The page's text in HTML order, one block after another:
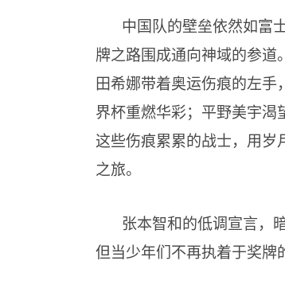
中国队的壁垒依然如富
牌之路围成通向神域的参
田希娜带着奥运伤痕的左
界杯重燃华彩；平野美宇渴
这些伤痕累累的战士，用
之旅。
张本智和的低调宣言，
但当少年们不再执着于奖牌